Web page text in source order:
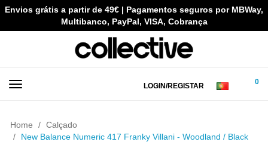
Envios grátis a partir de 49€ | Pagamentos seguros por MBWay,
Multibanco, PayPal, VISA, Cobrança
LOGIN/REGISTAR 0
Home
Calçado
New Balance Numeric 417 Franky Villani - Woodland / Black